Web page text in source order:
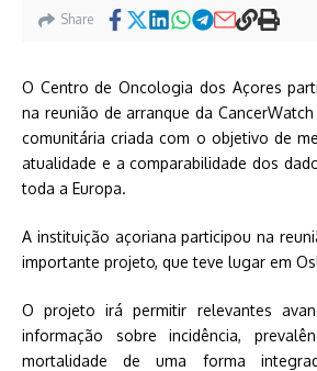
Share
O Centro de Oncologia dos Açores
na reunião de arranque da
comunitária criada com o objetivo de
atualidade e a comparabilidade dos
toda a Europa.
A instituição açoriana participou na
importante projeto, que teve lugar em
O projeto irá permitir relevantes
informação sobre incidência,
mortalidade de uma forma